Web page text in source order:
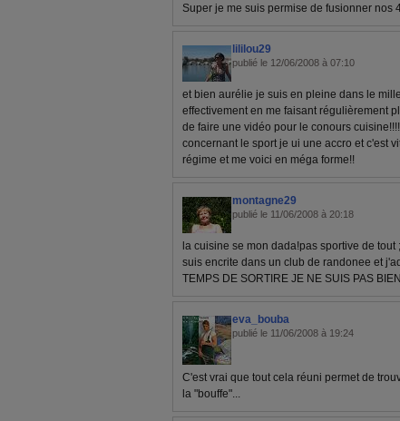
Super je me suis permise de fusionner nos
lililou29
publié le 12/06/2008 à 07:10
et bien aurélie je suis en pleine dans le
effectivement en me faisant régulièrement
de faire une vidéo pour le conours
concernant le sport je ui une accro et c'est
régime et me voici en méga forme!!
montagne29
publié le 11/06/2008 à 20:18
la cuisine se mon dada!pas sportive de
suis encrite dans un club de randonee et
TEMPS DE SORTIRE JE NE SUIS PAS BIEN
eva_bouba
publié le 11/06/2008 à 19:24
C'est vrai que tout cela réuni permet de
la "bouffe"...